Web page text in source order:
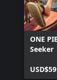
ONE
Seeker